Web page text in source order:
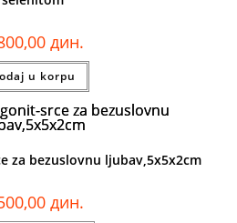
дин.
u korpu
za bezuslovnu ljubav,5x5x2cm
дин.